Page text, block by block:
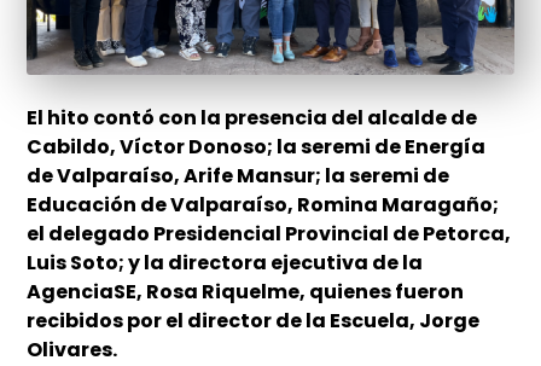
El hito contó con la presencia del alcalde de
Cabildo, Víctor Donoso; la seremi de Energía
de Valparaíso, Arife Mansur; la seremi de
Educación de Valparaíso, Romina Maragaño;
el delegado Presidencial Provincial de Petorca,
Luis Soto; y la directora ejecutiva de la
AgenciaSE, Rosa Riquelme, quienes fueron
recibidos por el director de la Escuela, Jorge
Olivares.